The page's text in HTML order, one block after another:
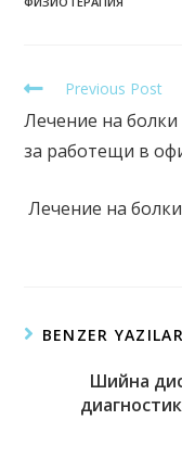
Previous Post
Лечение на
за работещи в
Лечение на
BENZER YAZILAR
Шийна